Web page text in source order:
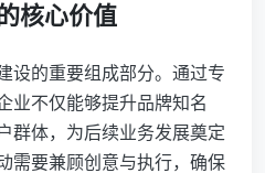
核心价值
设的重要组成部分。通过专
业不仅能够提升品牌知名
群体，为后续业务发展奠定
需要兼顾创意与执行，确保